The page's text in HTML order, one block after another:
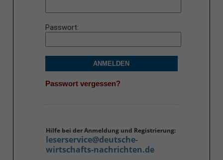
Passwort
ANMELDEN
Passwort vergessen?
Hilfe bei der Anmeldung und Registrierung:
leserservice@deutsche-
wirtschafts-nachrichten.de